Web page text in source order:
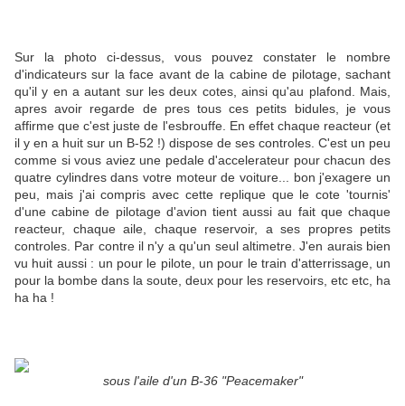
Sur la photo ci-dessus, vous pouvez constater le nombre
d'indicateurs sur la face avant de la cabine de pilotage, sachant
qu'il y en a autant sur les deux cotes, ainsi qu'au plafond. Mais,
apres avoir regarde de pres tous ces petits bidules, je vous
affirme que c'est juste de l'esbrouffe. En effet chaque reacteur (et
il y en a huit sur un B-52 !) dispose de ses controles. C'est un peu
comme si vous aviez une pedale d'accelerateur pour chacun des
quatre cylindres dans votre moteur de voiture... bon j'exagere un
peu, mais j'ai compris avec cette replique que le cote 'tournis'
d'une cabine de pilotage d'avion tient aussi au fait que chaque
reacteur, chaque aile, chaque reservoir, a ses propres petits
controles. Par contre il n'y a qu'un seul altimetre. J'en aurais bien
vu huit aussi : un pour le pilote, un pour le train d'atterrissage, un
pour la bombe dans la soute, deux pour les reservoirs, etc etc, ha
ha ha !
sous l'aile d'un B-36 "Peacemaker"